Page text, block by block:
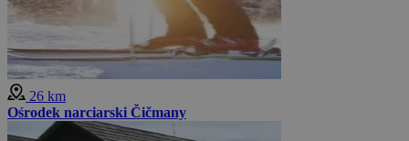
26 km
Ośrodek narciarski Čičmany